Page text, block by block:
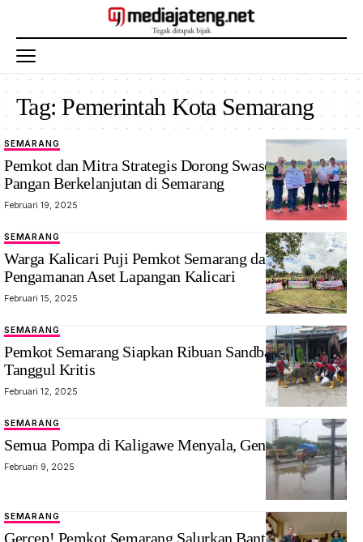
Tag:Pemerintah Kota Semarang
SEMARANG
Pemkot dan Mitra Strategis Dorong Swasembada
Pangan Berkelanjutan di Semarang
Februari 19, 2025
SEMARANG
Warga Kalicari Puji Pemkot Semarang dalam
Pengamanan Aset Lapangan Kalicari
Februari 15, 2025
SEMARANG
Pemkot Semarang Siapkan Ribuan Sandbag Antisipasi
Tanggul Kritis
Februari 12, 2025
SEMARANG
Semua Pompa di Kaligawe Menyala, Genangan Surut
Februari 9, 2025
SEMARANG
Gercep! Pemkot Semarang Salurkan Bantuan Untuk